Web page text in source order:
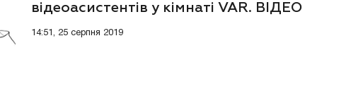
відеоасистентів у кімнаті VAR. ВІДЕО
14:51, 25 серпня 2019